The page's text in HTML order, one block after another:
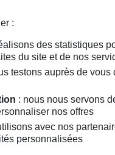
:
des statistiques
du site et de nos
testons auprès de vous
: nous nous servons
nos offres
avec nos
personnalisées